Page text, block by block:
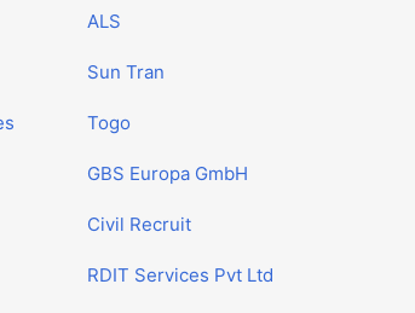
ALS
Sun Tran
Togo
GBS Europa GmbH
Civil Recruit
RDIT Services Pvt Ltd